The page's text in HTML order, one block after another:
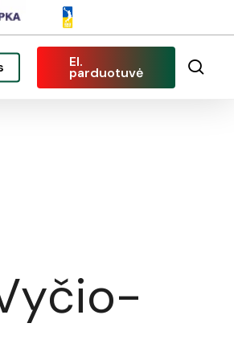
El.
parduotuvė